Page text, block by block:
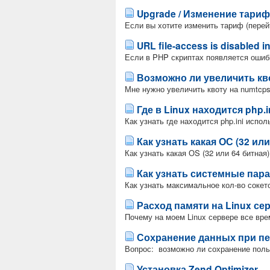
Upgrade / Изменение
Если вы хотите изменить тариф
URL file-access is disabled
Если в PHP скриптах появляется
Возможно ли увеличить
Мне нужно увеличить квоту на
Где в Linux находится
Как узнать где находится php.ini
Как узнать какая ОС (32
Как узнать какая ОS (32 или 64
Как узнать системные
Как узнать максимальное кол-во
Расход памяти на Linux
Почему на моем Linux сервере все
Сохранение данных при
Вопрос: возможно ли сохранение